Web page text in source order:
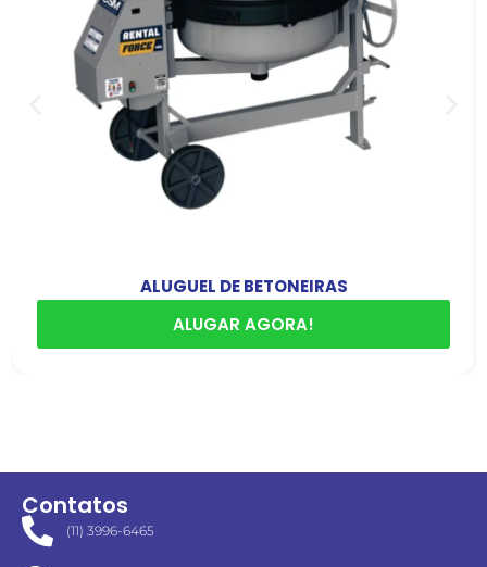
ALUGUEL DE BETONEIRAS
ALUGAR AGORA!
Contatos
(11) 3996-6465